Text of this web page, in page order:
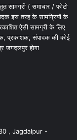
सामग्री ( समाचार / फोटो
इस तरह के सामग्रियों के
ऐसी सामग्री के लिए
प्रकाशक, संपादक की कोई
जगदलपुर होगा
, Jagdalpur -